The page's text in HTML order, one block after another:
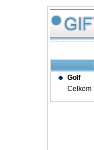
Golf
Celkem